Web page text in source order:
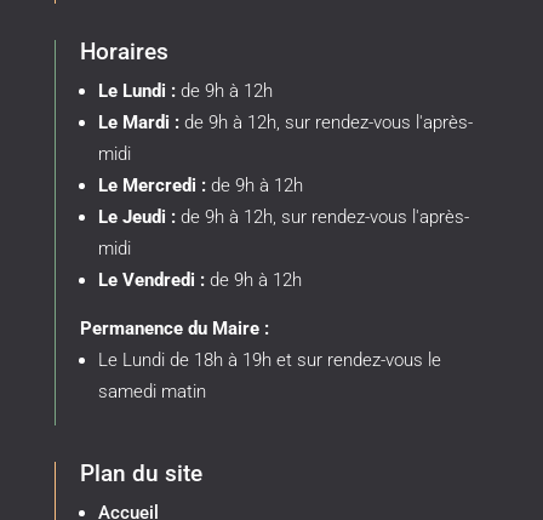
Horaires
Le Lundi :de 9h à 12h
Le Mardi :de 9h à 12h, sur rendez-vous l'après-
midi
Le Mercredi :de 9h à 12h
Le Jeudi :de 9h à 12h, sur rendez-vous l'après-
midi
Le Vendredi :de 9h à 12h
Permanence du Maire :
Le Lundi de 18h à 19h et sur rendez-vous le
samedi matin
Plan du site
Accueil